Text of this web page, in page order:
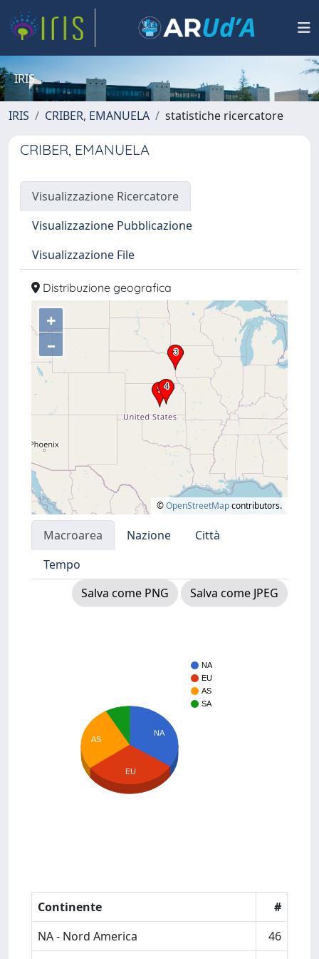
IRIS
IRIS CRIBER, EMANUELA statistiche ricercatore
CRIBER, EMANUELA
Visualizzazione Ricercatore
Visualizzazione Pubblicazione
Visualizzazione File
Distribuzione geografica
+
–
©OpenStreetMapcontributors.
Macroarea Nazione
Città
Tempo
Salva come PNG
Salva come JPEG
NA
EU
AS
SA
NA
AS
EU
Continente
#
NA - Nord America
46